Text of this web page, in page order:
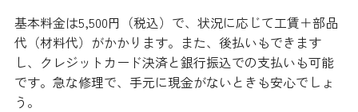
基本料金は5,500円（税込）で、状況に応じて工賃＋部品
代（材料代）がかかります。また、後払いもできます
し、クレジットカード決済と銀行振込での支払いも可能
です。急な修理で、手元に現金がないときも安心でしょ
う。